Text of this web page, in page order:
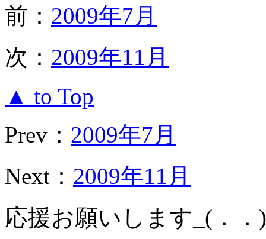
前： 2009年7月
次： 2009年11月
▲ to Top
Prev： 2009年7月
Next： 2009年11月
応援お願いします_(．．